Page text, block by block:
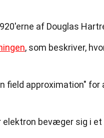
af Douglas
, som beskriver,
field approximation" for
elektron bevæger sig i